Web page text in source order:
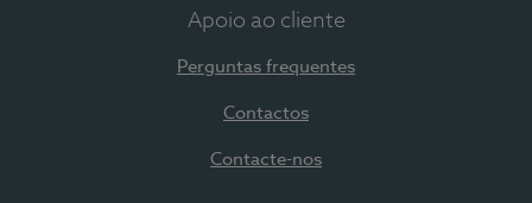
Apoio ao cliente
Perguntas frequentes
Contactos
Contacte-nos